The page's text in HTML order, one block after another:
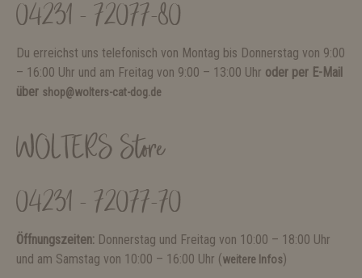
04231 - 72077-80
Du erreichst uns telefonisch von Montag bis Donnerstag von 9:00
– 16:00 Uhr und am Freitag von 9:00 – 13:00 Uhr oder per E-Mail
über shop@wolters-cat-dog.de
WOLTERS Store
04231 - 72077-70
Öffnungszeiten: Donnerstag und Freitag von 10:00 – 18:00 Uhr
und am Samstag von 10:00 – 16:00 Uhr (weitere Infos)